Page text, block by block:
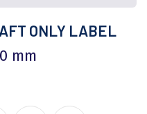
ONLY LABEL
mm